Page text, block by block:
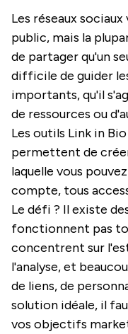
Les réseaux
public, mais la
de partager qu'un
difficile de guider
importants, qu'il
de ressources ou
Les outils Link in
permettent de
laquelle vous
compte, tous
Le défi ? Il existe
fonctionnent pas
concentrent sur
l'analyse, et
de liens, de
solution idéale, il
vos objectifs